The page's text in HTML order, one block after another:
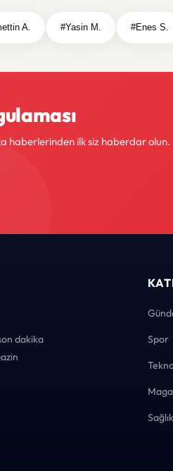
A. #Yasin M. #Enes S.
haberlerinden ilk siz haberdar olun.
dakika
Spor
Sağlık